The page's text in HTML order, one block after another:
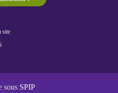
site
sous SPIP